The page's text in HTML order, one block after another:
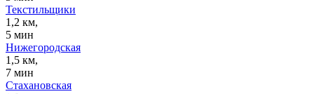
Текстильщики
1,2 км,
5 мин
Нижегородская
1,5 км,
7 мин
Стахановская